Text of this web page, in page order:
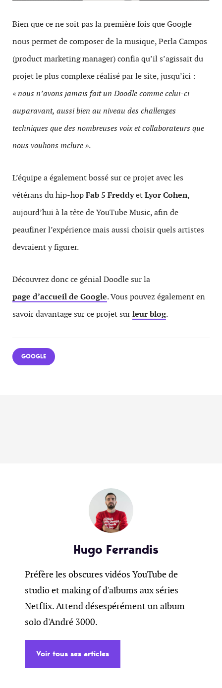
Bien que ce ne soit pas la première fois que Google
nous permet de composer de la musique, Perla Campos
(product marketing manager) confia qu’il s’agissait du
projet le plus complexe réalisé par le site, jusqu’ici :
« nous n’avons jamais fait un Doodle comme celui-ci
auparavant, aussi bien au niveau des challenges
techniques que des nombreuses voix et collaborateurs que
nous voulions inclure ».
L’équipe a également bossé sur ce projet avec les
vétérans du hip-hopFab 5 FreddyetLyor Cohen,
aujourd’hui à la tête de YouTube Music, afin de
peaufiner l’expérience mais aussi choisir quels artistes
devraient y figurer.
Découvrez donc ce génial Doodle sur la
page d’accueil de Google. Vous pouvez également en
savoir davantage sur ce projet surleur blog.
GOOGLE
Hugo Ferrandis
Préfère les obscures vidéos YouTube de
studio et making of d'albums aux séries
Netflix. Attend désespérément un album
solo d'André 3000.
Voir tous ses articles